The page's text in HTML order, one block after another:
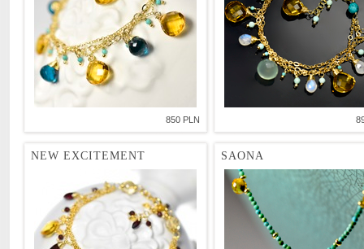
850 PLN
NEW EXCITEMENT SAONA